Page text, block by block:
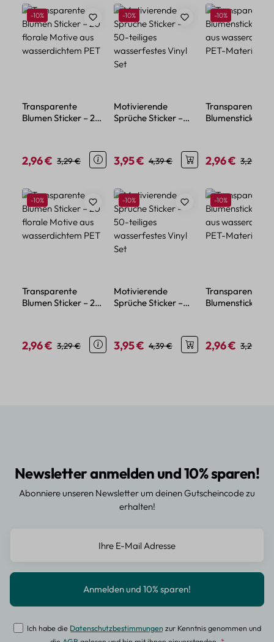
Rabatt
-10%
Transparente
Blumen Sticker – 20
Verkaufspreis:
2,96 € Regulärer Preis:
3,29 €
Rabatt
-10%
Motivierende
Sprüche Sticker –
Verkaufspreis:
3,95 € Regulärer Preis:
4,39 €
Rabatt
-10%
Transparente
Blumensticker –
Verkaufspreis:
2,96 € 3,29 €
Produktgalerie überspringen
Rabatt
-10%
Transparente
Blumen Sticker – 20
Verkaufspreis:
2,96 € Regulärer Preis:
3,29 €
Rabatt
-10%
Motivierende
Sprüche Sticker –
Verkaufspreis:
3,95 € Regulärer Preis:
4,39 €
Rabatt
-10%
Transparente
Blumensticker –
Verkaufspreis:
2,96 € 3,29 €
Newsletter anmelden und 10% sparen!
Abonniere unseren Newsletter um deinen Gutscheincode zu
erhalten!
Ich habe die Datenschutzbestimmungenzur Kenntnis genommen und